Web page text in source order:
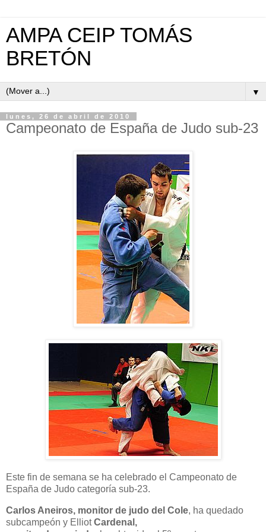
AMPA CEIP TOMÁS
BRETÓN
▼
lunes, 26 de abril de 2010
Campeonato de España de Judo sub-23
Este fin de semana se ha celebrado el Campeonato de
España de Judo categoría sub-23.
Carlos Aneiros, monitor de judo del Cole, ha quedado
subcampeón y ElliotCardenal,